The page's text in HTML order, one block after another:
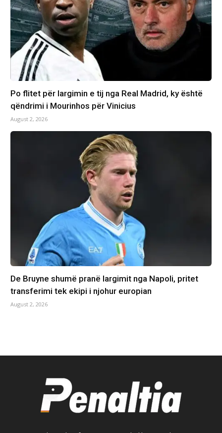
Po flitet për largimin e tij nga Real Madrid, ky është
qëndrimi i Mourinhos për Vinicius
August 2, 2026
De Bruyne shumë pranë largimit nga Napoli, pritet
transferimi tek ekipi i njohur europian
August 2, 2026